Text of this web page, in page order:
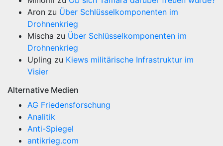
Aron zu Über Schlüsselkomponenten im
Drohnenkrieg
Mischa zu Über Schlüsselkomponenten im
Drohnenkrieg
Upling zu Kiews militärische Infrastruktur im
Visier
Alternative Medien
AG Friedensforschung
Analitik
Anti-Spiegel
antikrieg.com